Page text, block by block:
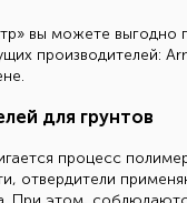
вы можете выгодно
производителей:
для грунтов
процесс
отвердители